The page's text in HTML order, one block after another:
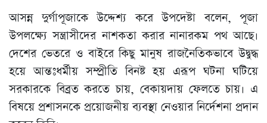
আসন্ন দুর্গাপূজাকে উদ্দেশ্য করে উপদেষ্টা বলেন, পূজা
উপলক্ষ্যে সন্ত্রাসীদের নাশকতা করার নানারকম পথ আছে।
দেশের ভেতরে ও বাইরে কিছু মানুষ রাজনৈতিকভাবে উদ্বুদ্ধ
হয়ে আন্তঃধর্মীয় সম্প্রীতি বিনষ্ট হয় এরূপ ঘটনা ঘটিয়ে
সরকারকে বিব্রত করতে চায়, বেকায়দায় ফেলতে চায়। এ
বিষয়ে প্রশাসনকে প্রয়োজনীয় ব্যবস্থা নেওয়ার নির্দেশনা প্রদান